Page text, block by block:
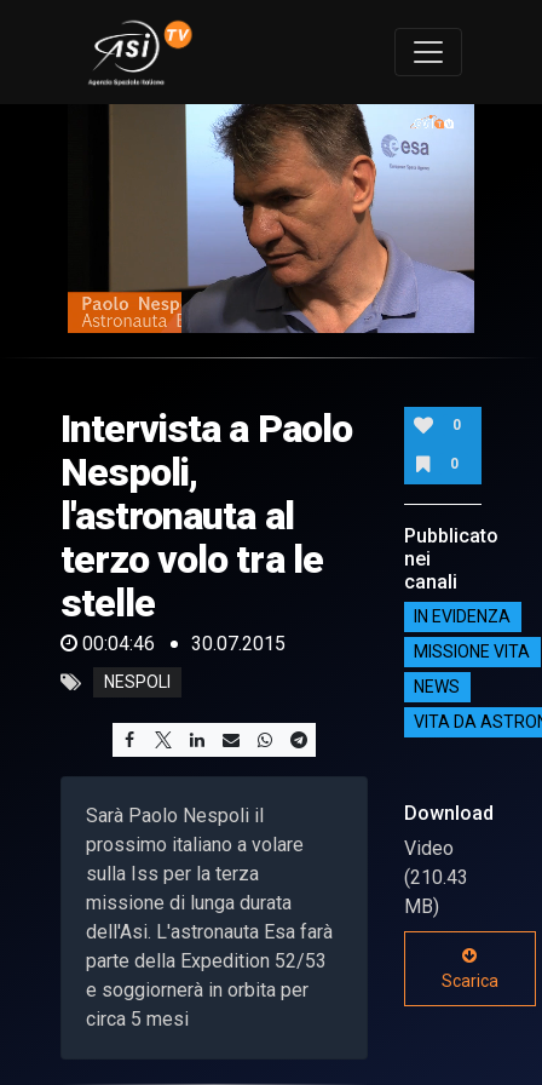
of
46
seconds
Intervista a Paolo
Nespoli,
l'astronauta al
terzo volo tra le
stelle
00:04:46 30.07.2015
NESPOLI
Sarà Paolo Nespoli il
prossimo italiano a volare
sulla Iss per la terza
missione di lunga durata
dell'Asi. L'astronauta Esa farà
parte della Expedition 52/53
e soggiornerà in orbita per
circa 5 mesi
0
0
Pubblicato
nei
canali
IN EVIDENZA
MISSIONE VITA
NEWS
VITA DA
Download
Video
(210.43
MB)
Scarica